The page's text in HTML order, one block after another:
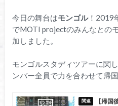
今日の舞台はモンゴル！2019
でMOTI projectのみんなとの
加しました。
モンゴルスタディツアーに関
ンバー全員で力を合わせて帰
【帰